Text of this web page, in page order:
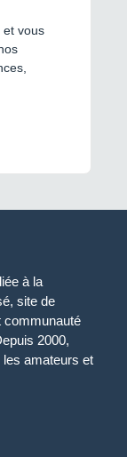
et vous
à la
site de
communauté
2000,
les amateurs et